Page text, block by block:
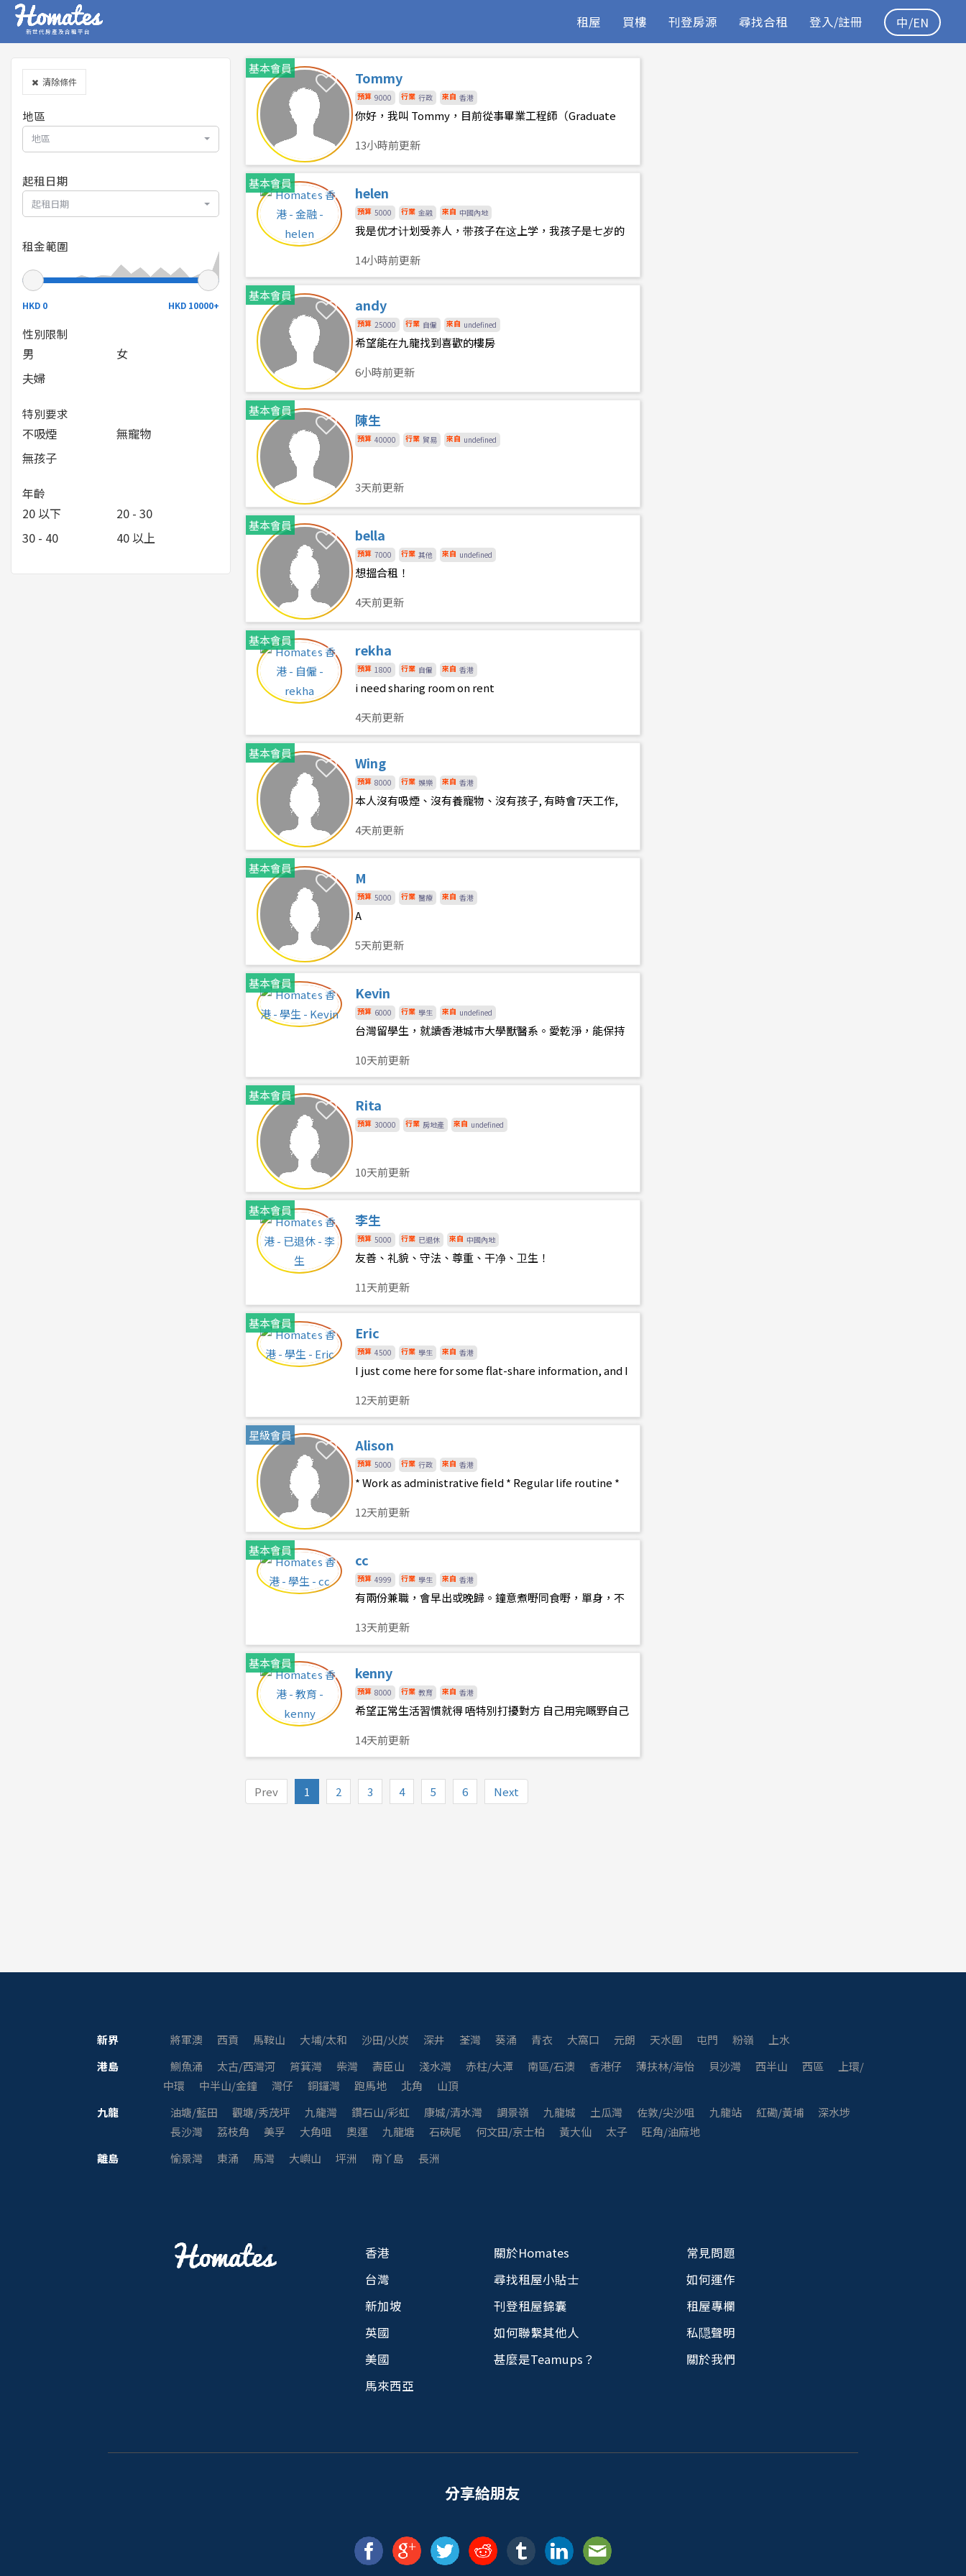
新世代房產及合租平台
租屋 買樓 刊登房源 尋找合租 登入/註冊 中/EN
清除條件
地區
地區
起租日期
起租日期
租金範圍
HKD 0 HKD 10000+
性別限制
男
女
夫婦
特別要求
不吸煙
無寵物
無孩子
年齡
20 以下
20 - 30
30 - 40
40 以上
基本會員
Tommy
預算 9000 行業 行政 來自 香港
你好，我叫 Tommy，目前從事畢業工程師（Graduate
容易相處。平日主要是正常辦公時間，下班回家後通常會
13小時前更新
基本會員
helen
預算 5000 行業 金融 來自 中國內地
我是优才计划受养人，带孩子在这上学，我孩子是七岁的
不吸烟无不良嗜好
14小時前更新
基本會員
andy
預算 25000 行業 自僱 來自 undefined
希望能在九龍找到喜歡的樓房
6小時前更新
基本會員
陳生
預算 40000 行業 貿易 來自 undefined
3天前更新
基本會員
bella
預算 7000 行業 其他 來自 undefined
想搵合租！
4天前更新
基本會員
rekha
預算 1800 行業 自僱 來自 香港
i need sharing room on rent
4天前更新
基本會員
Wing
預算 8000 行業 娛樂 來自 香港
本人沒有吸煙、沒有養寵物、沒有孩子, 有時會7天工作,
4天前更新
基本會員
M
預算 5000 行業 醫療 來自 香港
A
5天前更新
基本會員
Kevin
預算 6000 行業 學生 來自 undefined
台灣留學生，就讀香港城市大學獸醫系。愛乾淨，能保持
10天前更新
基本會員
Rita
預算 30000 行業 房地產 來自 undefined
10天前更新
基本會員
李生
預算 5000 行業 已退休 來自 中國內地
友善、礼貌、守法、尊重、干净、卫生！
11天前更新
基本會員
Eric
預算 4500 行業 學生 來自 香港
I just come here for some flat-share information, and I
12天前更新
星級會員
Alison
預算 5000 行業 行政 來自 香港
* Work as administrative field * Regular life routine *
12天前更新
基本會員
cc
預算 4999 行業 學生 來自 香港
有兩份兼職，會早出或晚歸。鐘意煮嘢同食嘢，單身，不
13天前更新
基本會員
kenny
預算 8000 行業 教育 來自 香港
希望正常生活習慣就得 唔特別打擾對方 自己用完嘅野自己
14天前更新
Prev 1 2 3 4 5 6 Next
新界 將軍澳 西貢 馬鞍山 大埔/太和 沙田/火炭 深井 荃灣 葵涌 青衣 大窩口 元朗 天水圍 屯門 粉嶺
上水
港島
鰂魚涌 太古/西灣河 筲箕灣 柴灣 壽臣山 淺水灣 赤柱/大潭 南區/石澳 香港仔 薄扶林/海怡 貝沙灣 西半山 西區
上環/
中環
中半山/金鐘 灣仔 銅鑼灣 跑馬地 北角
山頂
九龍
油塘/藍田 觀塘/秀茂坪 九龍灣 鑽石山/彩虹 康城/清水灣 調景嶺 九龍城 土瓜灣 佐敦/尖沙咀 九龍站 紅磡/黃埔
深水埗
長沙灣
荔枝角 美孚 大角咀 奧運 九龍塘 石硤尾 何文田/京士柏 黃大仙 太子
旺角/油麻地
離島
愉景灣 東涌 馬灣 大嶼山 坪洲 南丫島 長洲
香港
台灣
新加坡
英國
美國
馬來西亞
關於Homates
尋找租屋小貼士
刊登租屋錦囊
如何聯繫其他人
甚麼是Teamups？
常見問題
如何運作
租屋專欄
私隠聲明
關於我們
分享給朋友